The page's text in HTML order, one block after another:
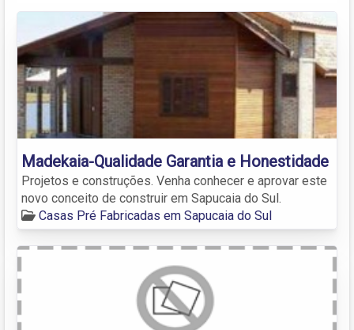
Madekaia-Qualidade Garantia e Honestidade
Projetos e construções. Venha conhecer e aprovar este
novo conceito de construir em Sapucaia do Sul.
Casas Pré Fabricadas em Sapucaia do Sul